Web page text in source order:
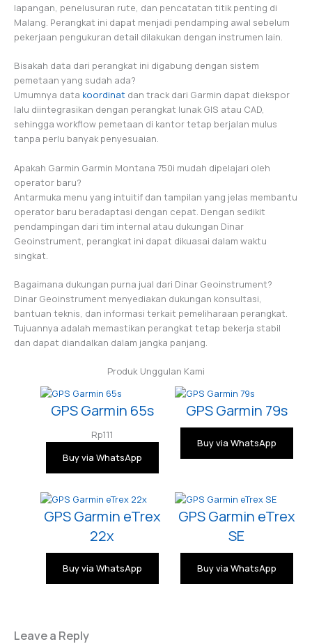
lapangan, penelusuran rute, dan pencatatan titik penting di
Malang. Perangkat ini dapat menjadi pendamping awal sebelum
pekerjaan pengukuran detail dilakukan dengan instrumen lain.
Bisakah data dari perangkat ini digabung dengan sistem
pemetaan yang sudah ada?
Umumnya data koordinat dan track dari Garmin dapat diekspor
lalu diintegrasikan dengan perangkat lunak GIS atau CAD,
sehingga workflow pemetaan di kantor tetap berjalan mulus
tanpa perlu banyak penyesuaian.
Apakah Garmin Garmin Montana 750i mudah dipelajari oleh
operator baru?
Antarmuka menu yang intuitif dan tampilan yang jelas membantu
operator baru beradaptasi dengan cepat. Dengan sedikit
pendampingan dari tim internal atau dukungan Dinar
Geoinstrument, perangkat ini dapat dikuasai dalam waktu
singkat.
Bagaimana dukungan purna jual dari Dinar Geoinstrument?
Dinar Geoinstrument menyediakan dukungan konsultasi,
bantuan teknis, dan informasi terkait pemeliharaan perangkat.
Tujuannya adalah memastikan perangkat tetap bekerja stabil
dan dapat diandalkan dalam jangka panjang.
Produk Unggulan Kami
GPS Garmin 65s
Rp111
Buy via WhatsApp
GPS Garmin 79s
Buy via WhatsApp
GPS Garmin eTrex
22x
Buy via WhatsApp
GPS Garmin eTrex
SE
Buy via WhatsApp
Leave a Reply